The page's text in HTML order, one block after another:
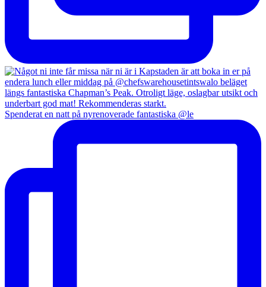
Spenderat en natt på nyrenoverade fantastiska @le